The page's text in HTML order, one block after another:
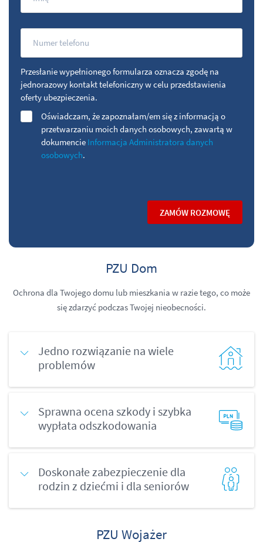
Przesłanie wypełnionego formularza oznacza zgodę na
jednorazowy kontakt telefoniczny w celu przedstawienia
oferty ubezpieczenia.
Oświadczam, że zapoznałam/em się z informacją o
przetwarzaniu moich danych osobowych, zawartą w
dokumencie Informacja Administratora danych
osobowych.
ZAMÓW ROZMOWĘ
PZU Dom
Ochrona dla Twojego domu lub mieszkania w razie tego, co może
się zdarzyć podczas Twojej nieobecności.
Jedno rozwiązanie na wiele
problemów
Sprawna ocena szkody i szybka
wypłata odszkodowania
Doskonałe zabezpieczenie dla
rodzin z dziećmi i dla seniorów
PZU Wojażer